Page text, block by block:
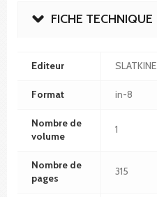
FICHE TECHNIQUE
Editeur SLATKINE
Format in-8
Nombre de
volume
1
Nombre de
pages
315